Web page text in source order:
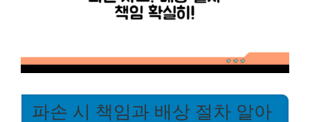
파손 시 책임과 배상 절차 알아